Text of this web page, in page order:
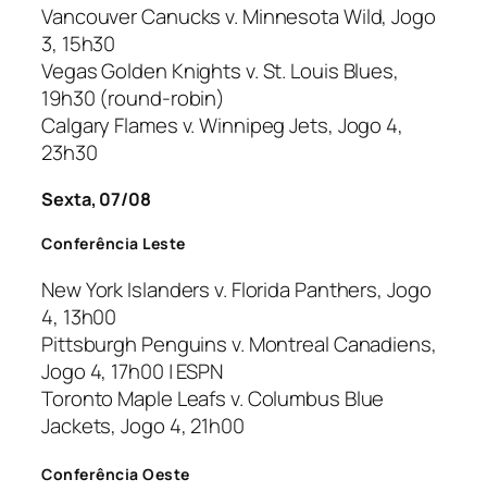
Vancouver Canucks v. Minnesota Wild, Jogo
3, 15h30
Vegas Golden Knights v. St. Louis Blues,
19h30 (round-robin)
Calgary Flames v. Winnipeg Jets, Jogo 4,
23h30
Sexta, 07/08
Conferência Leste
New York Islanders v. Florida Panthers, Jogo
4, 13h00
Pittsburgh Penguins v. Montreal Canadiens,
Jogo 4, 17h00 | ESPN
Toronto Maple Leafs v. Columbus Blue
Jackets, Jogo 4, 21h00
Conferência Oeste